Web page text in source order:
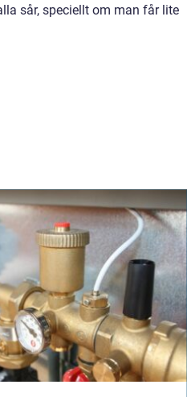
sår, speciellt om man får lite